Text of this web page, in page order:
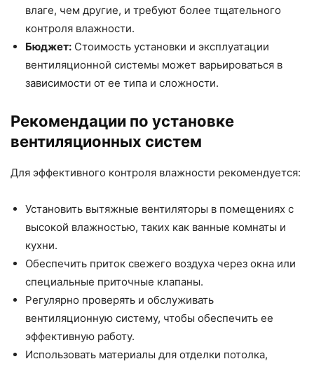
влаге, чем другие, и требуют более тщательного
контроля влажности.
Бюджет: Стоимость установки и эксплуатации
вентиляционной системы может варьироваться в
зависимости от ее типа и сложности.
Рекомендации по установке
вентиляционных систем
Для эффективного контроля влажности рекомендуется:
Установить вытяжные вентиляторы в помещениях с
высокой влажностью, таких как ванные комнаты и
кухни.
Обеспечить приток свежего воздуха через окна или
специальные приточные клапаны.
Регулярно проверять и обслуживать
вентиляционную систему, чтобы обеспечить ее
эффективную работу.
Использовать материалы для отделки потолка,